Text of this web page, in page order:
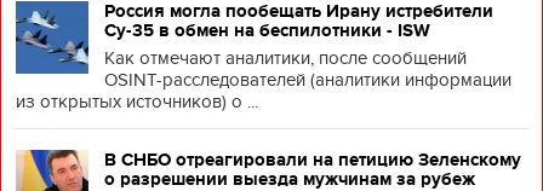
Россия могла пообещать Ирану истребители
Су-35 в обмен на беспилотники - ISW
Как отмечают аналитики, после сообщений
OSINT-расследователей (аналитики информации
из открытых источников) о ...
В СНБО отреагировали на петицию Зеленскому
о разрешении выезда мужчинам за рубеж